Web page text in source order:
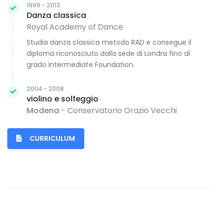
1999 - 2013
Danza classica
Royal Academy of Dance
Studia danza classica metodo RAD e consegue il
diploma riconosciuto dalla sede di Londra fino al
grado Intermediate Foundation.
2004 - 2008
violino e solfeggio
Modena - Conservatorio Orazio Vecchi
CURRICULUM